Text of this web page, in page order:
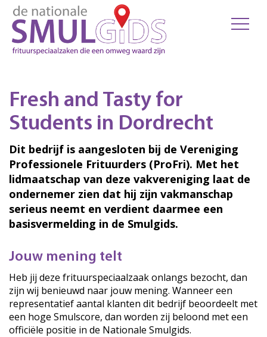
Fresh and Tasty for
Students in Dordrecht
Dit bedrijf is aangesloten bij de Vereniging
Professionele Frituurders (ProFri). Met het
lidmaatschap van deze vakvereniging laat de
ondernemer zien dat hij zijn vakmanschap
serieus neemt en verdient daarmee een
basisvermelding in de Smulgids.
Jouw mening telt
Heb jij deze frituurspeciaalzaak onlangs bezocht, dan
zijn wij benieuwd naar jouw mening. Wanneer een
representatief aantal klanten dit bedrijf beoordeelt met
een hoge Smulscore, dan worden zij beloond met een
officiële positie in de Nationale Smulgids.